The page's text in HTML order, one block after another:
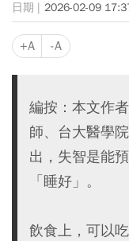
2026-02-09
+A -A
編按：本文作
師、台大醫學
出，失智是能
「睡好」。
飲食上，可以